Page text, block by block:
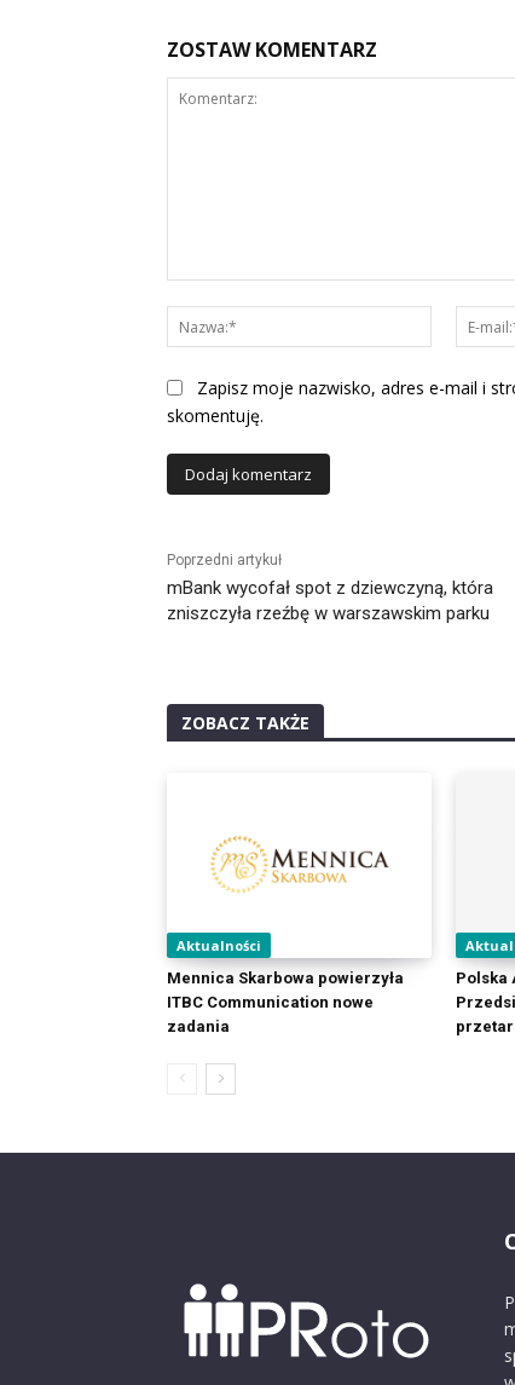
ZOSTAW KOMENTARZ
Nazwa:*
Zapisz moje nazwisko, adres e-mail i
skomentuję.
Poprzedni artykuł
mBank wycofał spot z dziewczyną, która
zniszczyła rzeźbę w warszawskim parku
ZOBACZ TAKŻE
Aktualności
Mennica Skarbowa powierzyła
ITBC Communication nowe
zadania
Polska